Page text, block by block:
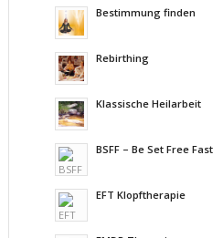
Bestimmung finden
Rebirthing
Klassische Heilarbeit
BSFF – Be Set Free Fast
EFT Klopftherapie